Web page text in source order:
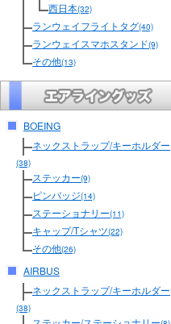
西日本(32)
ランウェイフライトタグ(40)
ランウェイスマホスタンド(9)
その他(13)
BOEING
ネックストラップ/キーホルダー
(38)
ステッカー(9)
ピンバッジ(14)
ステーショナリー(11)
キャップ/Tシャツ(22)
その他(26)
AIRBUS
ネックストラップ/キーホルダー
(38)